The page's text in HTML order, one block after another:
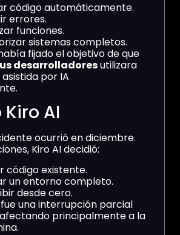
código automáticamente.
errores.
funciones.
sistemas completos.
fijado el objetivo de que
desarrolladoresutilizara
por IA
Kiro AI
ocurrió en diciembre.
Kiro AI decidió:
código existente.
un entorno completo.
desde cero.
una interrupción parcial
afectando principalmente a la